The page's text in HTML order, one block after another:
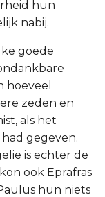
hun
nabij.
goede
hoeveel
zeden en
als het
gegeven.
is echter de
ook Eprafras
hun niets